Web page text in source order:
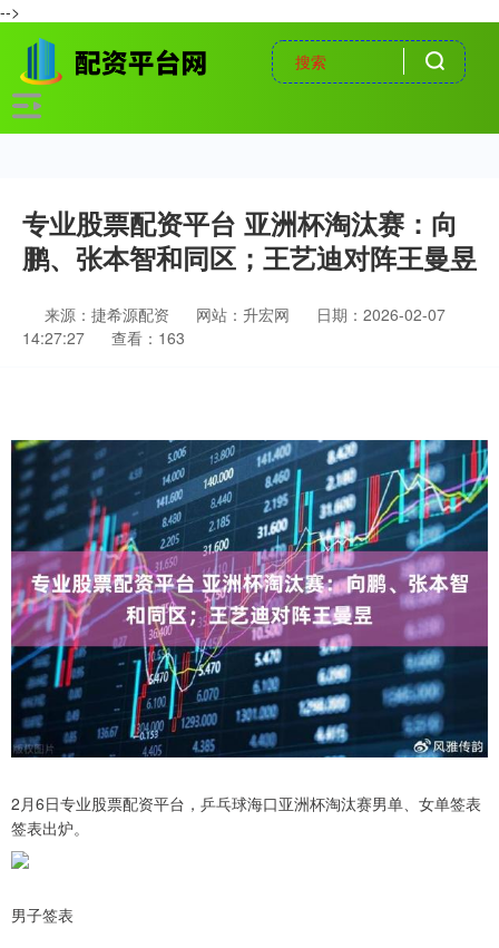
-->
专业股票配资平台 亚洲杯淘汰赛：向
鹏、张本智和同区；王艺迪对阵王曼昱
来源：捷希源配资 网站：升宏网
日期：2026-02-07
14:27:27
查看：163
2月6日专业股票配资平台，乒乓球海口亚洲杯淘汰赛男单、女单签表
签表出炉。
男子签表